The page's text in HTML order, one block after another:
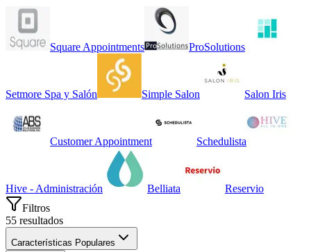
Square Appointments ProSolutions
Setmore Spa y Salón Simple Salon Salon Iris
Customer Appointment Schedulista
Hive - Administración Belliata
Reservio
Filtros
55 resultados
Características Populares